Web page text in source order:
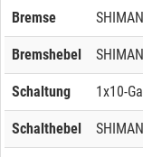
Bremse
Bremshebel
Schaltung 1x10-
Schalthebel